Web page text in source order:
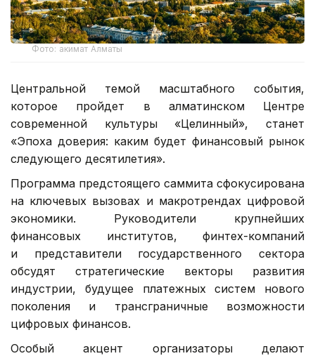
Фото: акимат Алматы
Центральной темой масштабного события,
которое пройдет в алматинском Центре
современной культуры «Целинный», станет
«Эпоха доверия: каким будет финансовый рынок
следующего десятилетия».
Программа предстоящего саммита сфокусирована
на ключевых вызовах и макротрендах цифровой
экономики. Руководители крупнейших
финансовых институтов, финтех-компаний
и представители государственного сектора
обсудят стратегические векторы развития
индустрии, будущее платежных систем нового
поколения и трансграничные возможности
цифровых финансов.
Особый акцент организаторы делают